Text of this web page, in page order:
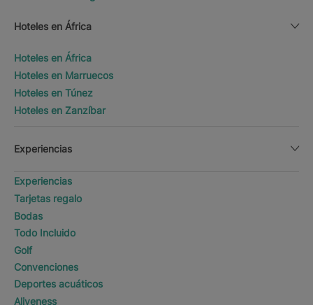
Hoteles en África
Hoteles en África
Hoteles en Marruecos
Hoteles en Túnez
Hoteles en Zanzíbar
Experiencias
Experiencias
Tarjetas regalo
Bodas
Todo Incluido
Golf
Convenciones
Deportes acuáticos
Aliveness